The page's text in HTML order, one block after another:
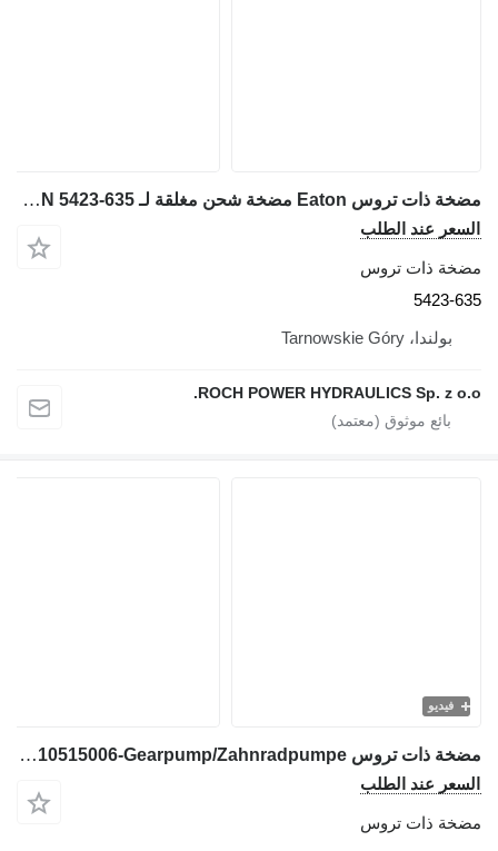
مضخة ذات تروس Eaton مضخة شحن مغلقة لـ EATON 5423-635 لـ حفارة
عند الطلب
ذات تروس
5423-
بولندا، Tarnowskie Góry
ROCH POWER HYDRAULICS Sp. z
فيديو
مضخة ذات تروس Liebherr R912-Rexroth 0510515006-Gearpump/Zahnradpumpe لـ حفارة
عند الطلب
ذات تروس